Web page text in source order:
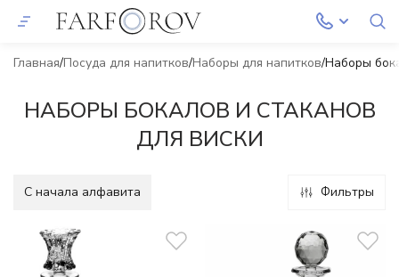
Главная Посуда для напитков Наборы для напитков Наборы
НАБОРЫ БОКАЛОВ И СТАКАНОВ
ДЛЯ ВИСКИ
C начала алфавита Фильтры